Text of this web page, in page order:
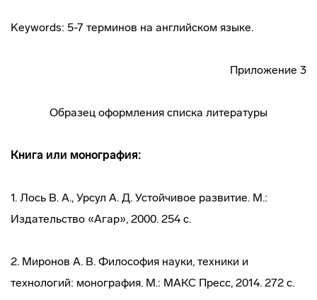
Keywords: 5-7 терминов на английском языке.
Приложение 3
Образец оформления списка литературы
Книга или монография:
1. Лось В. А., Урсул А. Д. Устойчивое развитие. М.:
Издательство «Агар», 2000. 254 с.
2. Миронов А. В. Философия науки, техники и
технологий: монография. М.: МАКС Пресс, 2014. 272 с.